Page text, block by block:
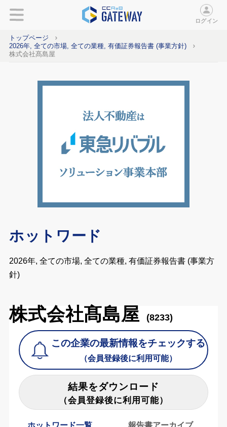
ログイン
トップページ
2026年, 全ての市場, 全ての業種, 有価証券報告書 (事業方針)
株式会社髙島屋
ホットワード
2026年, 全ての市場, 全ての業種, 有価証券報告書 (事業方
針)
株式会社髙島屋 (8233)
この企業の最新情報をチェックする
（会員登録後に利用可能）
結果をダウンロード
（会員登録後に利用可能）
ホットワード一覧 報告書アーカイブ